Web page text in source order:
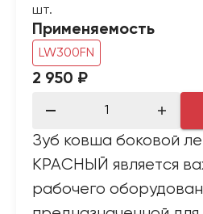
шт.
Применяемость
LW300FN
2 950 ₽
Зуб ковша боковой
КРАСНЫЙ является
рабочего